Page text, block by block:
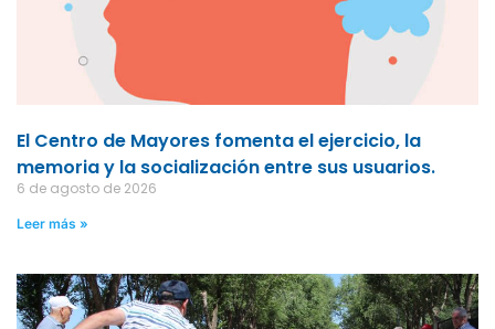
El Centro de Mayores fomenta el ejercicio, la
memoria y la socialización entre sus usuarios.
6 de agosto de 2026
Leer más »